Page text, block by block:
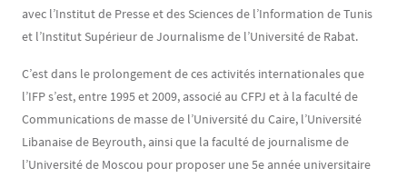
avec l’Institut de Presse et des Sciences de l’Information de Tunis
et l’Institut Supérieur de Journalisme de l’Université de Rabat.
C’est dans le prolongement de ces activités internationales que
l’IFP s’est, entre 1995 et 2009, associé au CFPJ et à la faculté de
Communications de masse de l’Université du Caire, l’Université
Libanaise de Beyrouth, ainsi que la faculté de journalisme de
l’Université de Moscou pour proposer une 5e année universitaire